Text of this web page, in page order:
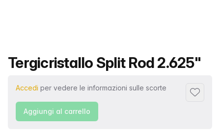
Nome del prodotto
Tergicristallo Split Rod 2.625"
Accedi per vedere le informazioni sulle scorte
Aggiungi al carrello